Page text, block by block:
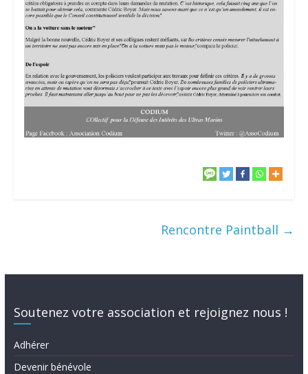
Rencontre Paintball →
Soutenez votre association et rejoignez nous !
Adhérer
Devenir bénévole